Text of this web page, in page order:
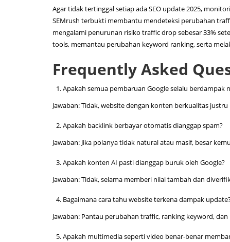
Agar tidak tertinggal setiap ada SEO update 2025,
SEMrush terbukti membantu mendeteksi perubahan
mengalami penurunan risiko traffic drop sebesar 33%
tools, memantau perubahan keyword ranking, serta
Frequently Asked
Apakah semua pembaruan Google selalu berdampak
Jawaban: Tidak, website dengan konten berkualitas
Apakah backlink berbayar otomatis dianggap spam?
Jawaban: Jika polanya tidak natural atau masif, besar
Apakah konten AI pasti dianggap buruk oleh Google?
Jawaban: Tidak, selama memberi nilai tambah dan
Bagaimana cara tahu website terkena dampak
Jawaban: Pantau perubahan traffic, ranking keyword,
Apakah multimedia seperti video benar-benar